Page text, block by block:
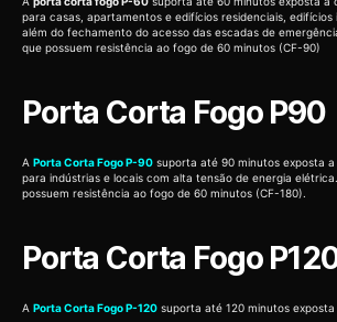
para casas, apartamentos e edifícios residenciais, edifícios
além do fechamento do acesso das escadas de
que possuem resistência ao fogo de 60 minutos (CF-90)
Porta Corta Fogo P90
A Porta Corta Fogo P-90 suporta até 90 minutos exposta
para indústrias e locais com alta tensão de energia
possuem resistência ao fogo de 60 minutos (CF-180).
Porta Corta Fogo
A Porta Corta Fogo P-120 suporta até 120 minutos exposta